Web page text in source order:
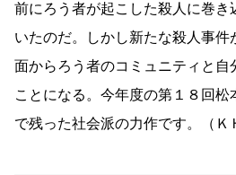
前にろう者が起こした殺人に巻き
いたのだ。しかし新たな殺人事件
面からろう者のコミュニティと自
ことになる。今年度の第１８回松
で残った社会派の力作です。（Ｋ